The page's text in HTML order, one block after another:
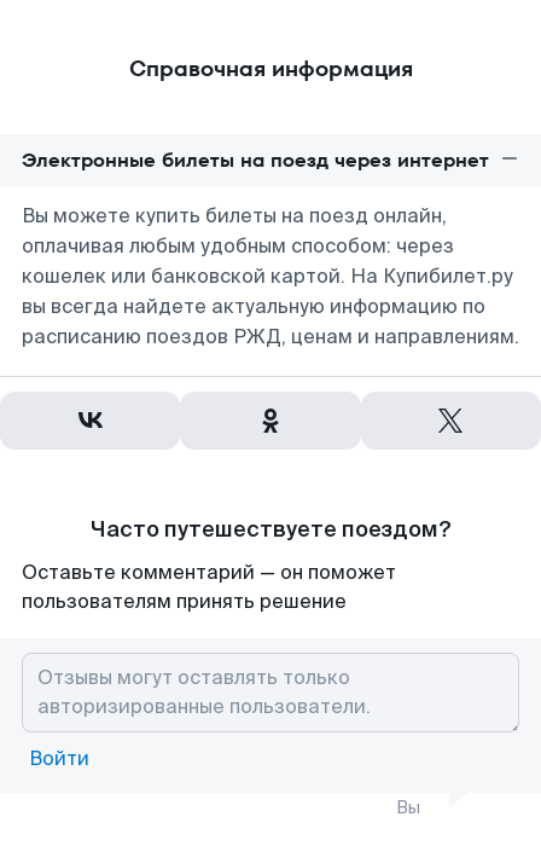
Справочная информация
Электронные билеты на поезд через интернет
Вы можете купить билеты на поезд онлайн,
оплачивая любым удобным способом: через
кошелек или банковской картой. На Купибилет.ру
вы всегда найдете актуальную информацию по
расписанию поездов РЖД, ценам и направлениям.
Часто путешествуете поездом?
Оставьте комментарий — он поможет
пользователям принять решение
Войти
Вы